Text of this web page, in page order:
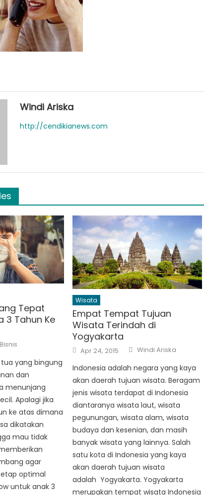
Windi Ariska
http://cendikianews.com
Tepat
3 Tahun Ke
Author
Bisnis
yang bingung
dan
menunjang
Apalagi jika
ke atas dimana
dikatakan
mau tidak
agar
optimal
untuk anak 3
Wisata
Empat Tempat Tujuan
Wisata Terindah di
Yogyakarta
Posted
on
Apr 24, 2015 Author
Windi Ariska
Indonesia adalah negara yang kaya
akan daerah tujuan wisata. Beragam
jenis wisata terdapat di Indonesia
diantaranya wisata laut, wisata
pegunungan, wisata alam, wisata
budaya dan kesenian, dan masih
banyak wisata yang lainnya. Salah
satu kota di Indonesia yang kaya
akan daerah tujuan wisata
adalah Yogyakarta. Yogyakarta
merupakan tempat wisata Indonesia